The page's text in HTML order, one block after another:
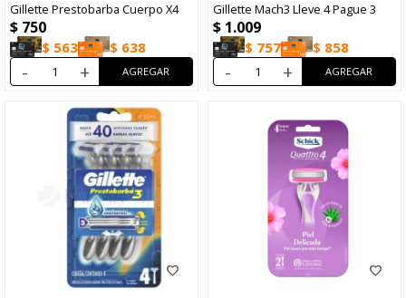
Gillette Prestobarba Cuerpo X4
$ 750
$ 563 $ 638
- +
Gillette Mach3 Lleve 4 Pague 3
$ 1.009
$ 757 $ 858
- +